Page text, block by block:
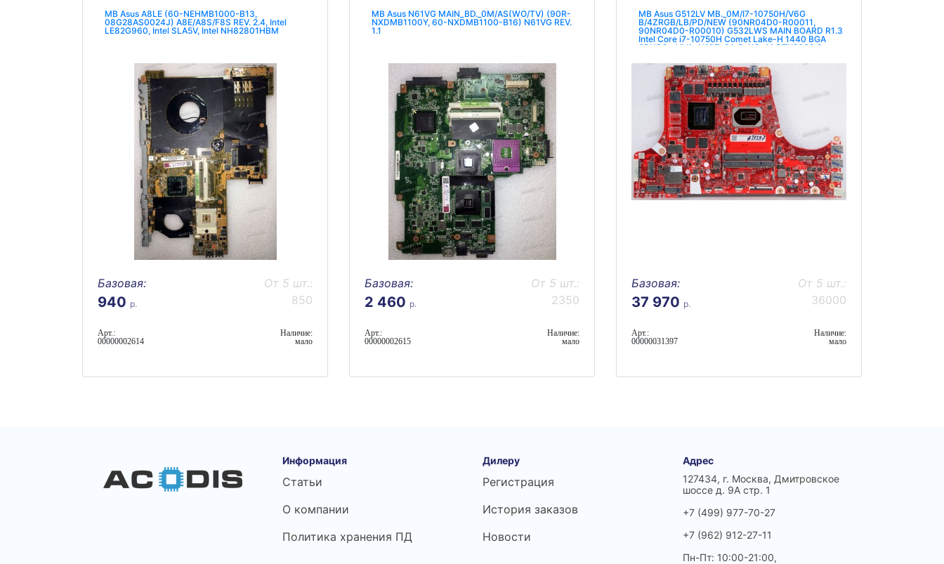
MB Asus A8LE (60-NEHMB1000-B13,
08G28AS0024J) A8E/A8S/F8S REV. 2.4, Intel
LE82G960, Intel SLA5V, Intel NH82801HBM
Базовая:
940 р.
От 5 шт.:
850
Арт.:
00000002614
Наличие:
мало
MB Asus N61VG MAIN_BD._0M/AS(WO/TV) (90R-
NXDMB1100Y, 60-NXDMB1100-B16) N61VG REV.
1.1
Базовая:
2 460 р.
От 5 шт.:
2350
Арт.:
00000002615
Наличие:
мало
MB Asus G512LV MB._0M/I7-10750H/V6G
B/4ZRGB/LB/PD/NEW (90NR04D0-R00011,
90NR04D0-R00010) G532LWS MAIN BOARD R1.3
Intel Core i7-10750H Comet Lake-H 1440 BGA
SRH8Q, nVidia N18E-G1-B-KC-A1 RTX2060 Super
Базовая:
37 970 р.
От 5 шт.:
36000
Арт.:
00000031397
Наличие:
мало
Информация
Статьи
О компании
Политика хранения ПД
Дилеру
Регистрация
История заказов
Новости
Адрес
127434, г. Москва, Дмитровское
шоссе д. 9А стр. 1
+7 (499) 977-70-27
+7 (962) 912-27-11
Пн-Пт: 10:00-21:00,